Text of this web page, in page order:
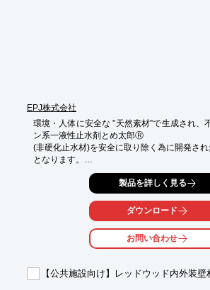
EPJ株式会社
環境・人体に安全な ”天然素材”で生成され、
ン系一液性止水剤とめ太郎Ⓡ
(非硬化止水材)を安全に取り除く為に開発さ
となります。
ケーブル入線時に、とめ太郎Ⓡを塗布なされ
ーブル入線を実施するに伴い、
安全且つ速やかに、とめ太郎Ⓡを除去/剥離を
スプレー式液剤となります。
とめ太郎Ⓡ除去は勿論、油汚れやタール、
剤、一部の接着剤に至る迄、
除去・剥離に好適です。
工業用途に留まらず、その名のとおり「オー
用頂けるピカリスター！
製品を詳しく見る
ダウンロード
お問い合わせ
【公共施設向け】レッドウッド内外装壁